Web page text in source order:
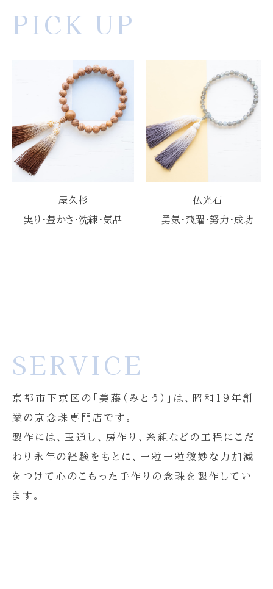
PICK UP
屋久杉
実り・豊かさ・洗練・気品
仏光石
勇気・飛躍・努力・成功
SERVICE
京都市下京区の「美藤（みとう）」は、昭和１９年創
業の京念珠専門店です。
製作には、玉通し、房作り、糸組などの工程にこだ
わり永年の経験をもとに、一粒一粒微妙な力加減
をつけて心のこもった手作りの念珠を製作してい
ます。